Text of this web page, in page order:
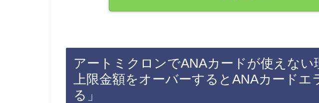
アートミクロンでANAカードが使えない
上限金額をオーバーするとANAカードエ
る」